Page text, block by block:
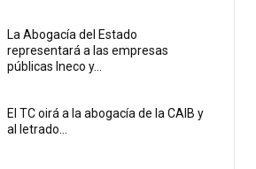
La Abogacía del Estado
representará a las empresas
públicas Ineco y...
El TC oirá a la abogacía de la CAIB y
al letrado...